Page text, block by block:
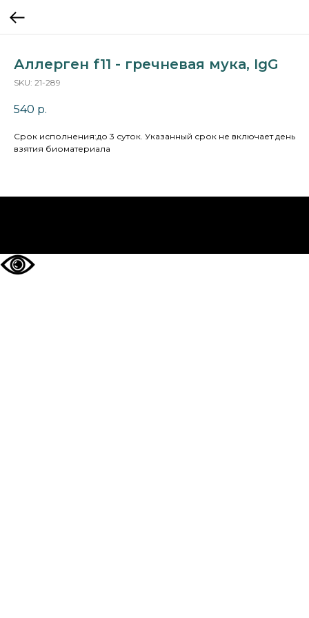
Аллерген f11 - гречневая мука, IgG
SKU: 21-289
540 р.
Cрок исполнения:до 3 суток. Указанный срок не включает день
взятия биоматериала